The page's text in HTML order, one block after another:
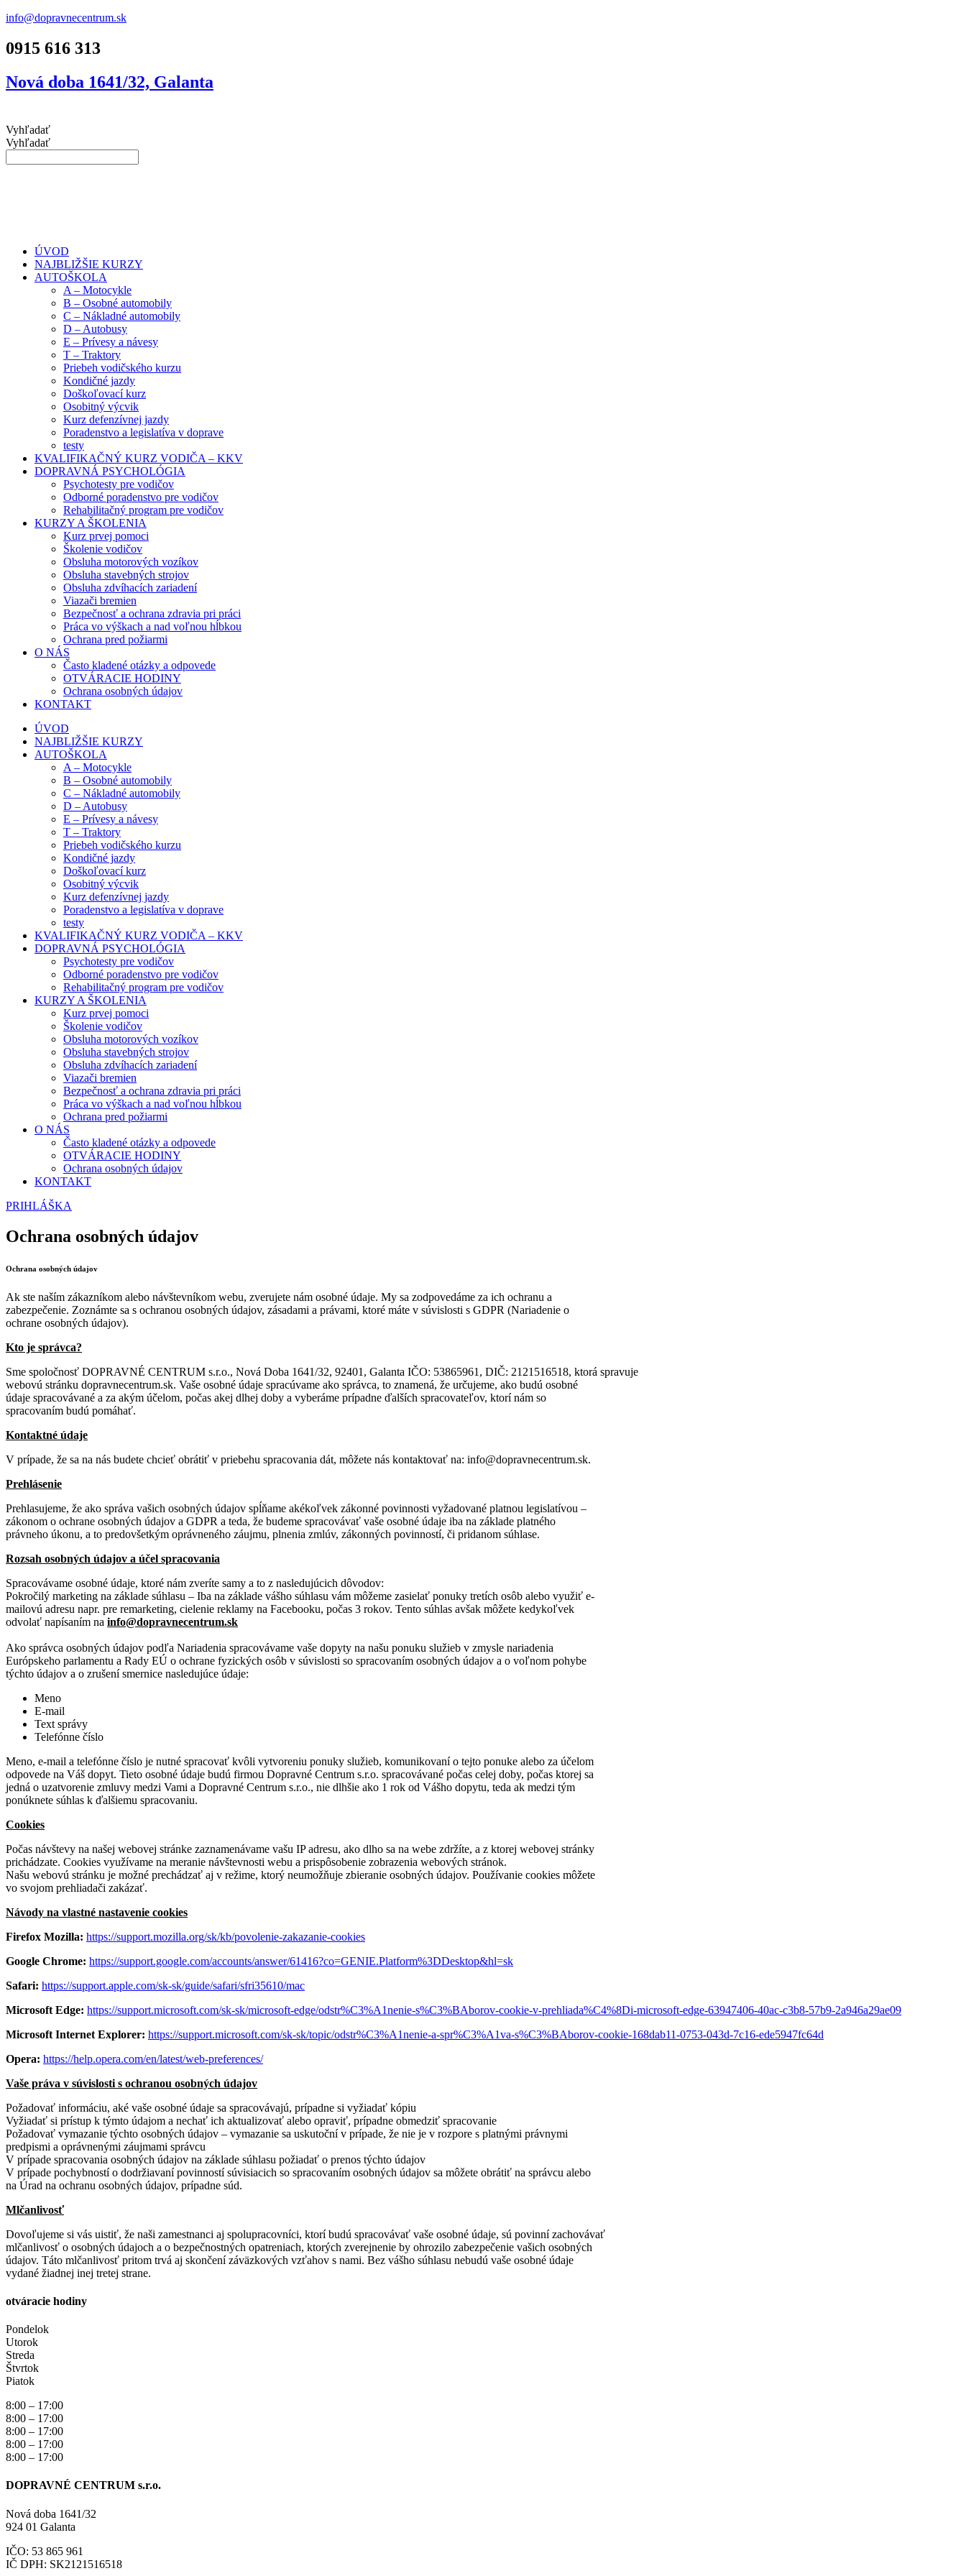
info@dopravnecentrum.sk
0915 616 313
Nová doba 1641/32, Galanta
Vyhľadať
Vyhľadať
ÚVOD
NAJBLIŽŠIE KURZY
AUTOŠKOLA
A – Motocykle
B – Osobné automobily
C – Nákladné automobily
D – Autobusy
E – Prívesy a návesy
T – Traktory
Priebeh vodičského kurzu
Kondičné jazdy
Doškoľovací kurz
Osobitný výcvik
Kurz defenzívnej jazdy
Poradenstvo a legislatíva v doprave
testy
KVALIFIKAČNÝ KURZ VODIČA – KKV
DOPRAVNÁ PSYCHOLÓGIA
Psychotesty pre vodičov
Odborné poradenstvo pre vodičov
Rehabilitačný program pre vodičov
KURZY A ŠKOLENIA
Kurz prvej pomoci
Školenie vodičov
Obsluha motorových vozíkov
Obsluha stavebných strojov
Obsluha zdvíhacích zariadení
Viazači bremien
Bezpečnosť a ochrana zdravia pri práci
Práca vo výškach a nad voľnou hĺbkou
Ochrana pred požiarmi
O NÁS
Často kladené otázky a odpovede
OTVÁRACIE HODINY
Ochrana osobných údajov
KONTAKT
ÚVOD
NAJBLIŽŠIE KURZY
AUTOŠKOLA
A – Motocykle
B – Osobné automobily
C – Nákladné automobily
D – Autobusy
E – Prívesy a návesy
T – Traktory
Priebeh vodičského kurzu
Kondičné jazdy
Doškoľovací kurz
Osobitný výcvik
Kurz defenzívnej jazdy
Poradenstvo a legislatíva v doprave
testy
KVALIFIKAČNÝ KURZ VODIČA – KKV
DOPRAVNÁ PSYCHOLÓGIA
Psychotesty pre vodičov
Odborné poradenstvo pre vodičov
Rehabilitačný program pre vodičov
KURZY A ŠKOLENIA
Kurz prvej pomoci
Školenie vodičov
Obsluha motorových vozíkov
Obsluha stavebných strojov
Obsluha zdvíhacích zariadení
Viazači bremien
Bezpečnosť a ochrana zdravia pri práci
Práca vo výškach a nad voľnou hĺbkou
Ochrana pred požiarmi
O NÁS
Často kladené otázky a odpovede
OTVÁRACIE HODINY
Ochrana osobných údajov
KONTAKT
PRIHLÁŠKA
Ochrana osobných údajov
Ochrana osobných údajov
Ak ste naším zákazníkom alebo návštevníkom webu, zverujete nám osobné údaje. My sa zodpovedáme za ich ochranu a
zabezpečenie. Zoznámte sa s ochranou osobných údajov, zásadami a právami, ktoré máte v súvislosti s GDPR (Nariadenie o
ochrane osobných údajov).
Kto je správca?
Sme spoločnosť DOPRAVNÉ CENTRUM s.r.o., Nová Doba 1641/32, 92401, Galanta IČO: 53865961, DIČ: 2121516518, ktorá spravuje
webovú stránku dopravnecentrum.sk. Vaše osobné údaje spracúvame ako správca, to znamená, že určujeme, ako budú osobné
údaje spracovávané a za akým účelom, počas akej dlhej doby a vyberáme prípadne ďalších spracovateľov, ktorí nám so
spracovaním budú pomáhať.
Kontaktné údaje
V prípade, že sa na nás budete chcieť obrátiť v priebehu spracovania dát, môžete nás kontaktovať na: info@dopravnecentrum.sk.
Prehlásenie
Prehlasujeme, že ako správa vašich osobných údajov spĺňame akékoľvek zákonné povinnosti vyžadované platnou legislatívou –
zákonom o ochrane osobných údajov a GDPR a teda, že budeme spracovávať vaše osobné údaje iba na základe platného
právneho úkonu, a to predovšetkým oprávneného záujmu, plnenia zmlúv, zákonných povinností, či pridanom súhlase.
Rozsah osobných údajov a účel spracovania
Spracovávame osobné údaje, ktoré nám zveríte samy a to z nasledujúcich dôvodov:
Pokročilý marketing na základe súhlasu – Iba na základe vášho súhlasu vám môžeme zasielať ponuky tretích osôb alebo využiť e-
mailovú adresu napr. pre remarketing, cielenie reklamy na Facebooku, počas 3 rokov. Tento súhlas avšak môžete kedykoľvek
odvolať napísaním na info@dopravnecentrum.sk
Ako správca osobných údajov podľa Nariadenia spracovávame vaše dopyty na našu ponuku služieb v zmysle nariadenia
Európskeho parlamentu a Rady EÚ o ochrane fyzických osôb v súvislosti so spracovaním osobných údajov a o voľnom pohybe
týchto údajov a o zrušení smernice nasledujúce údaje:
Meno
E-mail
Text správy
Telefónne číslo
Meno, e-mail a telefónne číslo je nutné spracovať kvôli vytvoreniu ponuky služieb, komunikovaní o tejto ponuke alebo za účelom
odpovede na Váš dopyt. Tieto osobné údaje budú firmou Dopravné Centrum s.r.o. spracovávané počas celej doby, počas ktorej sa
jedná o uzatvorenie zmluvy medzi Vami a Dopravné Centrum s.r.o., nie dlhšie ako 1 rok od Vášho dopytu, teda ak medzi tým
ponúknete súhlas k ďalšiemu spracovaniu.
Cookies
Počas návštevy na našej webovej stránke zaznamenávame vašu IP adresu, ako dlho sa na webe zdržíte, a z ktorej webovej stránky
prichádzate. Cookies využívame na meranie návštevnosti webu a prispôsobenie zobrazenia webových stránok.
Našu webovú stránku je možné prechádzať aj v režime, ktorý neumožňuje zbieranie osobných údajov. Používanie cookies môžete
vo svojom prehliadači zakázať.
Návody na vlastné nastavenie cookies
Firefox Mozilla: https://support.mozilla.org/sk/kb/povolenie-zakazanie-cookies
Google Chrome: https://support.google.com/accounts/answer/61416?co=GENIE.Platform%3DDesktop&hl=sk
Safari: https://support.apple.com/sk-sk/guide/safari/sfri35610/mac
Microsoft Edge: https://support.microsoft.com/sk-sk/microsoft-edge/odstr%C3%A1nenie-s%C3%BAborov-cookie-v-prehliada%C4%8Di-microsoft-edge-63947406-40ac-c3b8-57b9-2a946a29ae09
Microsoft Internet Explorer: https://support.microsoft.com/sk-sk/topic/odstr%C3%A1nenie-a-spr%C3%A1va-s%C3%BAborov-cookie-168dab11-0753-043d-7c16-ede5947fc64d
Opera: https://help.opera.com/en/latest/web-preferences/
Vaše práva v súvislosti s ochranou osobných údajov
Požadovať informáciu, aké vaše osobné údaje sa spracovávajú, prípadne si vyžiadať kópiu
Vyžiadať si prístup k týmto údajom a nechať ich aktualizovať alebo opraviť, prípadne obmedziť spracovanie
Požadovať vymazanie týchto osobných údajov – vymazanie sa uskutoční v prípade, že nie je v rozpore s platnými právnymi
predpismi a oprávnenými záujmami správcu
V prípade spracovania osobných údajov na základe súhlasu požiadať o prenos týchto údajov
V prípade pochybností o dodržiavaní povinností súvisiacich so spracovaním osobných údajov sa môžete obrátiť na správcu alebo
na Úrad na ochranu osobných údajov, prípadne súd.
Mlčanlivosť
Dovoľujeme si vás uistiť, že naši zamestnanci aj spolupracovníci, ktorí budú spracovávať vaše osobné údaje, sú povinní zachovávať
mlčanlivosť o osobných údajoch a o bezpečnostných opatreniach, ktorých zverejnenie by ohrozilo zabezpečenie vašich osobných
údajov. Táto mlčanlivosť pritom trvá aj skončení záväzkových vzťahov s nami. Bez vášho súhlasu nebudú vaše osobné údaje
vydané žiadnej inej tretej strane.
otváracie hodiny
Pondelok
Utorok
Streda
Štvrtok
Piatok
8:00 – 17:00
8:00 – 17:00
8:00 – 17:00
8:00 – 17:00
8:00 – 17:00
DOPRAVNÉ CENTRUM s.r.o.
Nová doba 1641/32
924 01 Galanta
IČO: 53 865 961
IČ DPH: SK2121516518